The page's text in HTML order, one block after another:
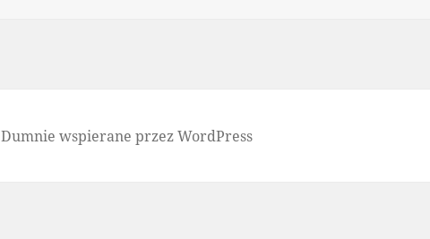
Dumnie wspierane przez WordPress